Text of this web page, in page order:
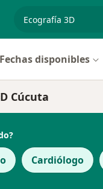
especialidad,
Fechas disponibles
Cúcuta
Cardiólogo